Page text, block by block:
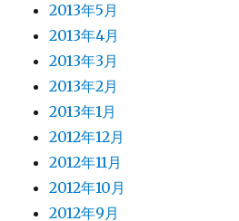
2013年5月
2013年4月
2013年3月
2013年2月
2013年1月
2012年12月
2012年11月
2012年10月
2012年9月